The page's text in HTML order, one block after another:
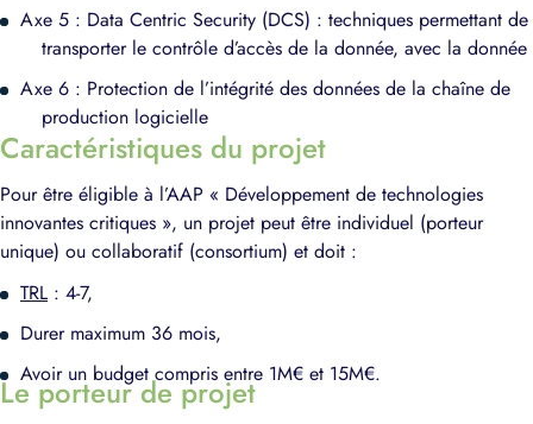
Axe 5 : Data Centric Security (DCS) : techniques permettant de
transporter le contrôle d’accès de la donnée, avec la donnée​
Axe 6 : Protection de l’intégrité des données de la chaîne de
production logicielle
Caractéristiques du projet
Pour être éligible à l’AAP « Développement de technologies
innovantes critiques », un projet peut être individuel (porteur
unique) ou collaboratif (consortium) et doit :
TRL : 4-7,
Durer maximum 36 mois,
Avoir un budget compris entre 1M€ et 15M€.
Le porteur de projet